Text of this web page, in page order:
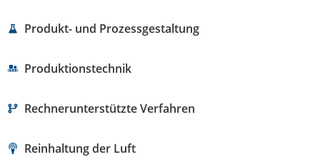
Produkt- und Prozessgestaltung
Produktionstechnik
Rechnerunterstützte Verfahren
Reinhaltung der Luft